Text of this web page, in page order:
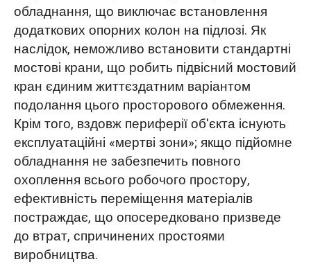
обладнання, що виключає встановлення
додаткових опорних колон на підлозі. Як
наслідок, неможливо встановити стандартні
мостові крани, що робить підвісний мостовий
кран єдиним життєздатним варіантом
подолання цього просторового обмеження.
Крім того, вздовж периферії об'єкта існують
експлуатаційні «мертві зони»; якщо підйомне
обладнання не забезпечить повного
охоплення всього робочого простору,
ефективність переміщення матеріалів
постраждає, що опосередковано призведе
до втрат, спричинених простоями
виробництва.